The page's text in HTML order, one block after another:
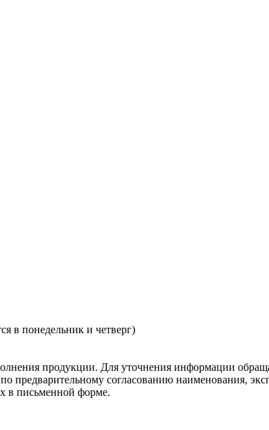
в понедельник и четверг)
продукции. Для уточнения информации
предварительному согласованию наименования,
в письменной форме.